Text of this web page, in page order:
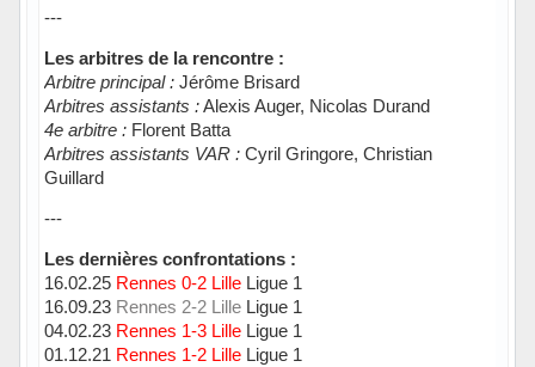
---
Les arbitres de la rencontre :
Arbitre principal :Jérôme Brisard
Arbitres assistants :Alexis Auger, Nicolas Durand
4e arbitre :Florent Batta
Arbitres assistants VAR :Cyril Gringore, Christian
Guillard
---
Les dernières confrontations :
16.02.25Rennes 0-2 LilleLigue 1
16.09.23Rennes 2-2 LilleLigue 1
04.02.23Rennes 1-3 LilleLigue 1
01.12.21 Rennes 1-2 LilleLigue 1